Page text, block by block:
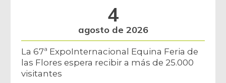
4
agosto de 2026
La 67ª ExpoInternacional Equina Feria de
las Flores espera recibir a más de 25.000
visitantes